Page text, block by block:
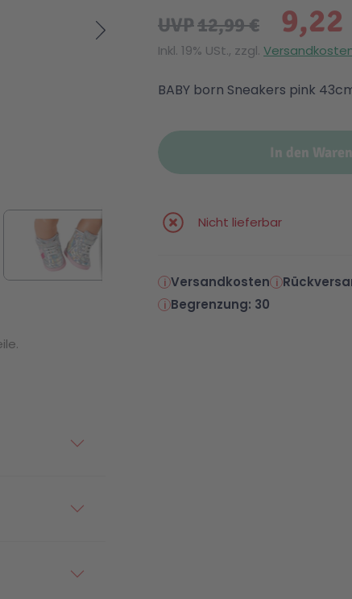
9,22
UVP12,99 €
Inkl. 19% USt., zzgl.
BABY born Sneakers pink
In den
Nicht lieferbar
Versandkosten
Begrenzung: 30